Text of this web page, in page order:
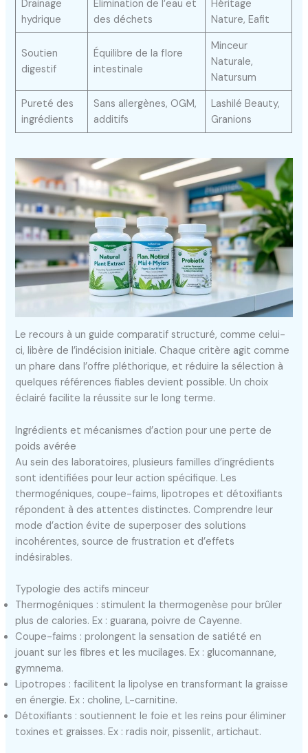
Drainage
hydrique
Élimination de l’eau et
des déchets
Héritage
Nature, Eafit
Soutien
digestif
Équilibre de la flore
intestinale
Min­ceur
Naturale,
Natursum
Pureté des
ingrédients
Sans allergènes, OGM,
additifs
Lashilé Beauty,
Granions
Le recours à un guide comparatif structuré, comme celui-
ci, libère de l’indécision initiale. Chaque critère agit comme
un phare dans l’offre pléthorique, et réduire la sélection à
quelques références fiables devient possible. Un choix
éclairé facilite la réussite sur le long terme.
Ingrédients et mécanismes d’action pour une perte de
poids avérée
Au sein des laboratoires, plusieurs familles d’ingrédients
sont identifiées pour leur action spécifique. Les
thermogéniques, coupe-faims, lipotropes et détoxifiants
répondent à des attentes distinctes. Comprendre leur
mode d’action évite de superposer des solutions
incohérentes, source de frustration et d’effets
indésirables.
Typologie des actifs minceur
Thermogéniques : stimulent la thermogenèse pour brûler
plus de calories. Ex : guarana, poivre de Cayenne.
Coupe-faims : prolongent la sensation de satiété en
jouant sur les fibres et les mucilages. Ex : glucomannane,
gymnema.
Lipotropes : facilitent la lipolyse en transformant la graisse
en énergie. Ex : choline, L-carnitine.
Détoxifiants : soutiennent le foie et les reins pour éliminer
toxines et graisses. Ex : radis noir, pissenlit, artichaut.